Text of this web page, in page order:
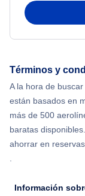
Flights from
Flights from
Flights from
Términos y
A la hora de
están basados en
más de 500
baratas
ahorrar en
.
Información